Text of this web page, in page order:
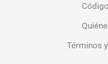
Términos